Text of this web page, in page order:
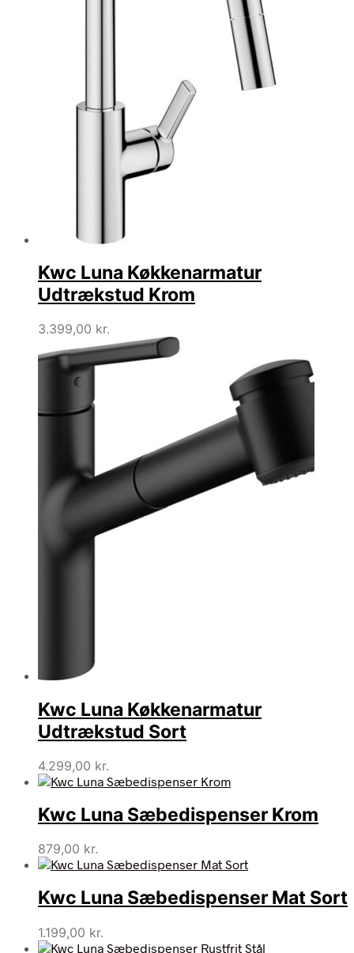
Kwc Luna Køkkenarmatur
Udtrækstud Krom
3.399,00 kr.
Kwc Luna Køkkenarmatur
Udtrækstud Sort
4.299,00 kr.
Kwc Luna Sæbedispenser Krom
879,00 kr.
Kwc Luna Sæbedispenser Mat Sort
1.199,00 kr.